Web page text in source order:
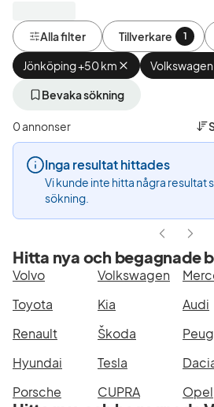
från bilhandlare i Sverige.
Alla filter Tillverkare 1
Jönköping +50 km Ta
bort
aktivt
(Plats)
Volkswagen
Bevaka sökning
0 annonser
Inga resultat hittades
Vi kunde inte hitta några resultat
sökning.
Hitta nya och begagnade
Volvo Volkswagen
Toyota
Kia Audi
Renault
Škoda
Hyundai
Tesla
Porsche
CUPRA Opel